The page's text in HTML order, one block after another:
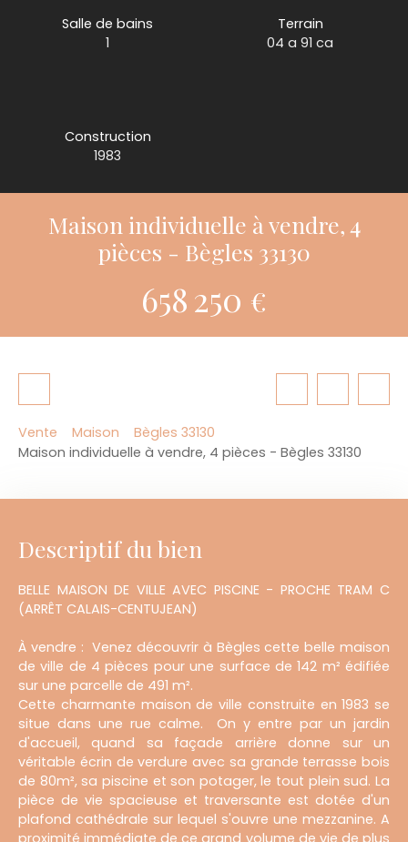
Salle de bains
1
Terrain
04 a 91 ca
Construction
1983
Maison individuelle à vendre, 4
pièces - Bègles 33130
658 250 €
Vente Maison
Bègles 33130
Maison individuelle à vendre, 4 pièces - Bègles 33130
Descriptif du bien
BELLE MAISON DE VILLE AVEC PISCINE - PROCHE TRAM C
(ARRÊT CALAIS-CENTUJEAN)
À vendre : Venez découvrir à Bègles cette belle maison
de ville de 4 pièces pour une surface de 142 m² édifiée
sur une parcelle de 491 m².
Cette charmante maison de ville construite en 1983 se
situe dans une rue calme. On y entre par un jardin
d'accueil, quand sa façade arrière donne sur un
véritable écrin de verdure avec sa grande terrasse bois
de 80m², sa piscine et son potager, le tout plein sud. La
pièce de vie spacieuse et traversante est dotée d'un
plafond cathédrale sur lequel s'ouvre une mezzanine. A
proximité immédiate de ce grand volume de vie de plus